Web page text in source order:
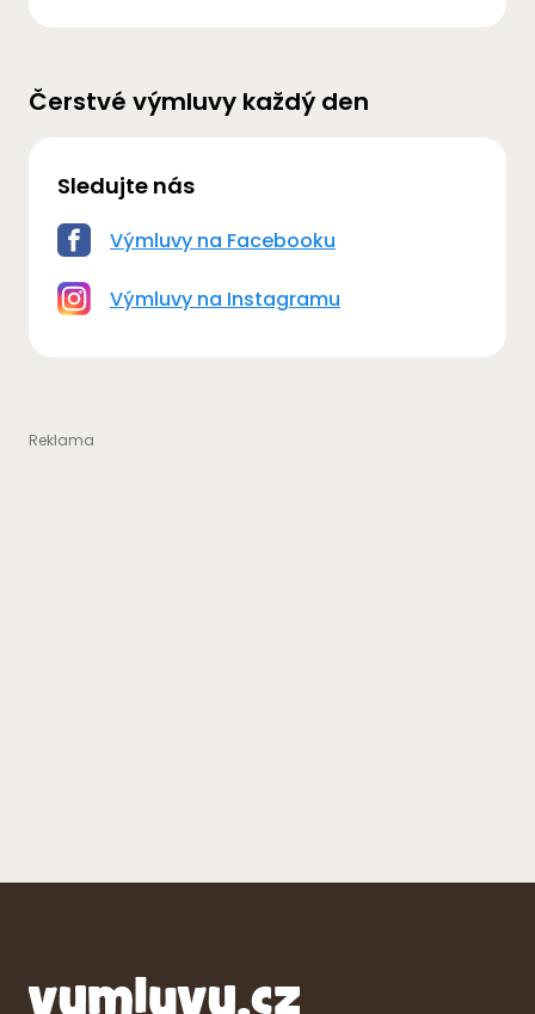
Čerstvé výmluvy každý den
Sledujte nás
Výmluvy na Facebooku
Výmluvy na Instagramu